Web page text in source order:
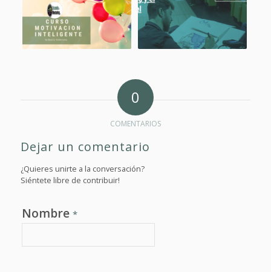
0
COMENTARIOS
Dejar un comentario
¿Quieres unirte a la conversación?
Siéntete libre de contribuir!
Nombre *